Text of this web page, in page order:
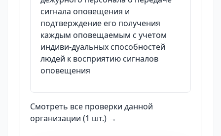
сигнала оповещения и
подтверждение его получения
каждым оповещаемым с учетом
индиви-дуальных способностей
людей к восприятию сигналов
оповещения
Смотреть все проверки данной
организации (1 шт.) →